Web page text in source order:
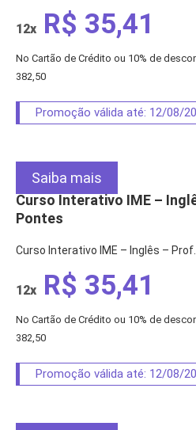
12x R$ 35,41
No Cartão de Crédito ou 10% de
382,50
Promoção válida até: 12/08/
Saiba mais
Curso Interativo IME –
Pontes
Curso Interativo IME – Inglês –
12x R$ 35,41
No Cartão de Crédito ou 10% de
382,50
Promoção válida até: 12/08/